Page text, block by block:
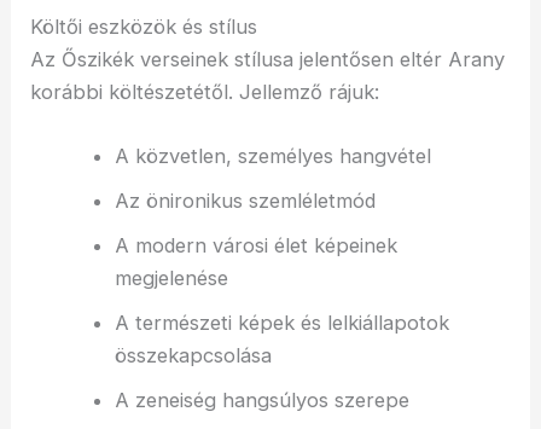
Költői eszközök és stílus
Az Őszikék verseinek stílusa jelentősen eltér Arany
korábbi költészetétől. Jellemző rájuk:
A közvetlen, személyes hangvétel
Az önironikus szemléletmód
A modern városi élet képeinek
megjelenése
A természeti képek és lelkiállapotok
összekapcsolása
A zeneiség hangsúlyos szerepe